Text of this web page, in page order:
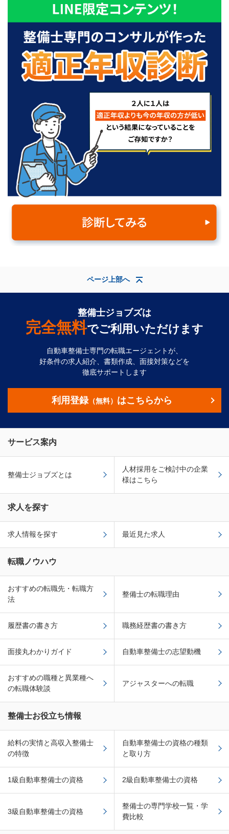
ページ上部へ
整備士ジョブズは
完全無料でご利用いただけます
自動車整備士専門の転職エージェントが、
好条件の求人紹介、書類作成、面接対策などを
徹底サポートします
利用登録（無料） はこちらから
サービス案内
整備士ジョブズとは
人材採用をご検討中の企業
様はこちら
求人を探す
求人情報を探す 最近見た求人
転職ノウハウ
おすすめの転職先・転職方
法
整備士の転職理由
履歴書の書き方 職務経歴書の書き方
面接丸わかりガイド 自動車整備士の志望動機
おすすめの職種と異業種へ
の転職体験談
アジャスターへの転職
整備士お役立ち情報
給料の実情と高収入整備士
の特徴
自動車整備士の資格の種類
と取り方
1級自動車整備士の資格 2級自動車整備士の資格
3級自動車整備士の資格
整備士の専門学校一覧・学
費比較